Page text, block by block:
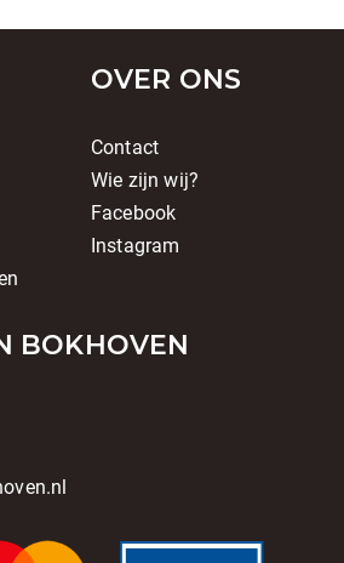
OVER ONS
Contact
Wie zijn wij?
Facebook
Instagram
BOKHOVEN